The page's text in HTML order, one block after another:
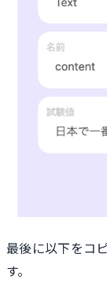
最後に以下をコ
す。